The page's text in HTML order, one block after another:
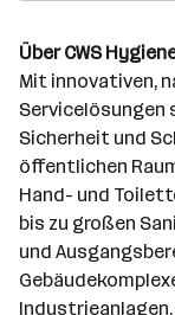
Über CWS
Mit innovativen,
Servicelösungen
Sicherheit und
öffentlichen
Hand- und
bis zu großen
und